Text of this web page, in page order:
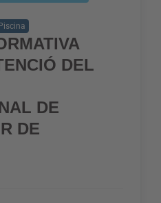
DEL
DE
DE